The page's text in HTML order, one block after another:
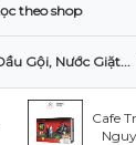
theo shop
Gội, Nước Giặt...
Cafe